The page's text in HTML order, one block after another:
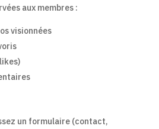
aux membres :
visionnées
un formulaire (contact,